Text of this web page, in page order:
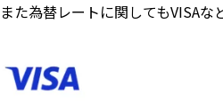
また為替レートに関してもVISA